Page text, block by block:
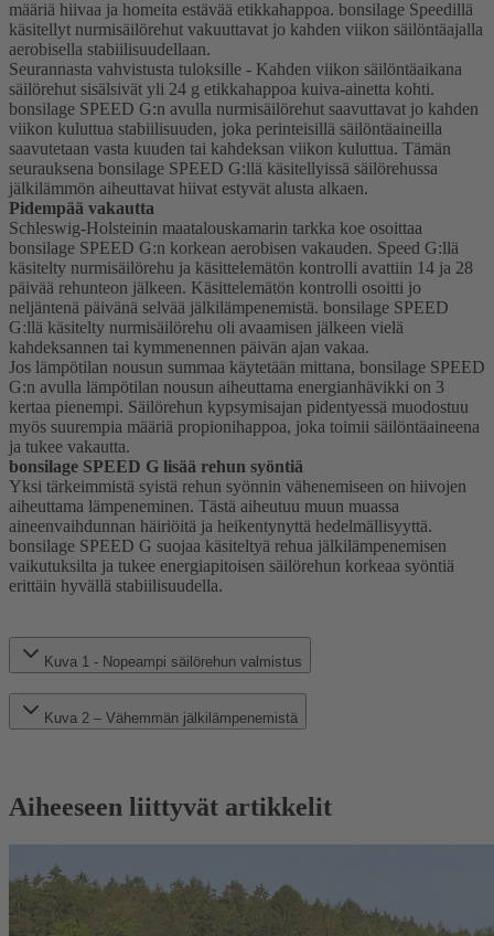
määriä hiivaa ja homeita estävää etikkahappoa. bonsilage Speedillä
käsitellyt nurmisäilörehut vakuuttavat jo kahden viikon säilöntäajalla
aerobisella stabiilisuudellaan.
Seurannasta vahvistusta tuloksille - Kahden viikon säilöntäaikana
säilörehut sisälsivät yli 24 g etikkahappoa kuiva-ainetta kohti.
bonsilage SPEED G:n avulla nurmisäilörehut saavuttavat jo kahden
viikon kuluttua stabiilisuuden, joka perinteisillä säilöntäaineilla
saavutetaan vasta kuuden tai kahdeksan viikon kuluttua. Tämän
seurauksena bonsilage SPEED G:llä käsitellyissä säilörehussa
jälkilämmön aiheuttavat hiivat estyvät alusta alkaen.
Pidempää vakautta
Schleswig-Holsteinin maatalouskamarin tarkka koe osoittaa
bonsilage SPEED G:n korkean aerobisen vakauden. Speed G:llä
käsitelty nurmisäilörehu ja käsittelemätön kontrolli avattiin 14 ja 28
päivää rehunteon jälkeen. Käsittelemätön kontrolli osoitti jo
neljäntenä päivänä selvää jälkilämpenemistä. bonsilage SPEED
G:llä käsitelty nurmisäilörehu oli avaamisen jälkeen vielä
kahdeksannen tai kymmenennen päivän ajan vakaa.
Jos lämpötilan nousun summaa käytetään mittana, bonsilage SPEED
G:n avulla lämpötilan nousun aiheuttama energianhävikki on 3
kertaa pienempi. Säilörehun kypsymisajan pidentyessä muodostuu
myös suurempia määriä propionihappoa, joka toimii säilöntäaineena
ja tukee vakautta.
bonsilage SPEED G lisää rehun syöntiä
Yksi tärkeimmistä syistä rehun syönnin vähenemiseen on hiivojen
aiheuttama lämpeneminen. Tästä aiheutuu muun muassa
aineenvaihdunnan häiriöitä ja heikentynyttä hedelmällisyyttä.
bonsilage SPEED G suojaa käsiteltyä rehua jälkilämpenemisen
vaikutuksilta ja tukee energiapitoisen säilörehun korkeaa syöntiä
erittäin hyvällä stabiilisuudella.
Kuva 1 - Nopeampi säilörehun valmistus
Kuva 2 – Vähemmän jälkilämpenemistä
Aiheeseen liittyvät artikkelit